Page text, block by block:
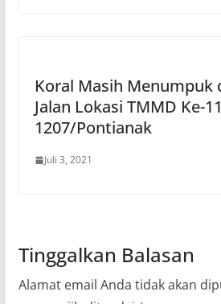
Koral Masih Menumpuk
Jalan Lokasi TMMD Ke-
1207/Pontianak
Juli 3, 2021
Tinggalkan Balasan
Alamat email Anda tidak akan